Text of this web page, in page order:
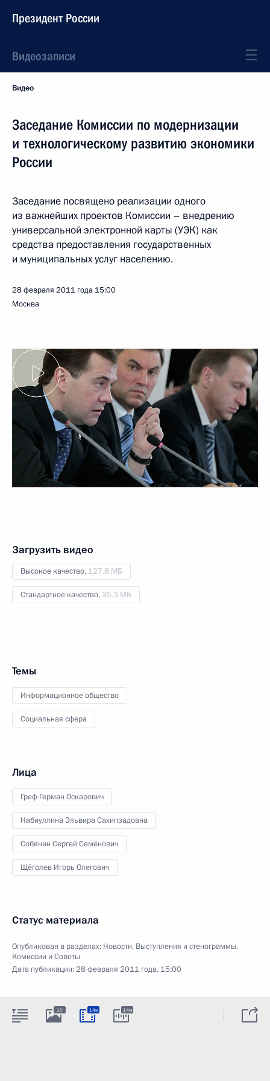
Президент России
Видеозаписи
Видео
Заседание Комиссии по модернизации
и технологическому развитию экономики
России
Заседание посвящено реализации одного
из важнейших проектов Комиссии – внедрению
универсальной электронной карты (УЭК) как
средства предоставления государственных
и муниципальных услуг населению.
28 февраля 2011 года 15:00
Москва
Загрузить видео
Высокое качество, 127.8 МБ
Стандартное качество, 35.3 МБ
Темы
Информационное общество
Социальная сфера
Лица
Греф Герман Оскарович
Набиуллина Эльвира Сахипзадовна
Собянин Сергей Семёнович
Щёголев Игорь Олегович
Статус материала
Опубликован в разделах: Новости, Выступления и стенограммы,
Комиссии и Советы
Дата публикации:28 февраля 2011 года, 15:00
10 14м 14м